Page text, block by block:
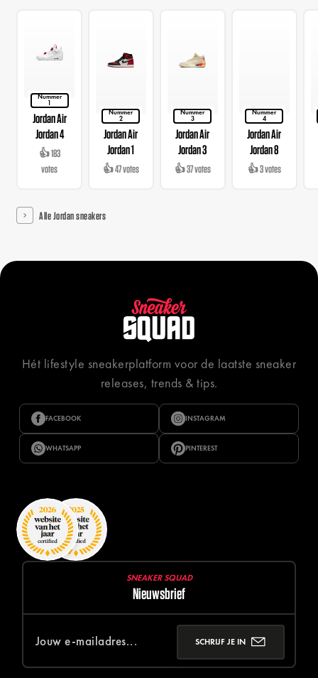
Nummer
1
Jordan Air
Jordan 4
👍 183
votes
Nummer
2
Jordan Air
Jordan 1
👍 47 votes
Nummer
3
Jordan Air
Jordan 3
👍 37 votes
Nummer
4
Jordan Air
Jordan 8
👍 3 votes
Alle Jordan sneakers
Hét lifestyle sneakerplatform voor de laatste sneaker
releases, trends & tips.
FACEBOOK INSTAGRAM
WHATSAPP PINTEREST
SNEAKER SQUAD
Nieuwsbrief
SCHRIJF JE IN